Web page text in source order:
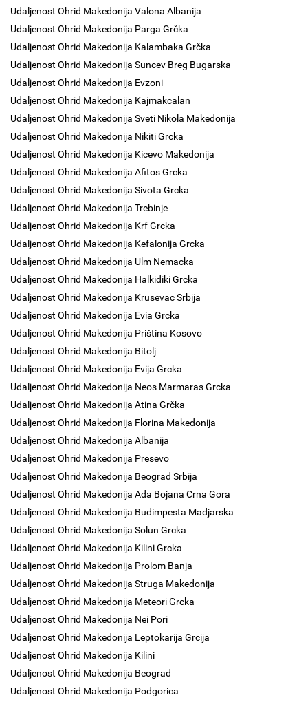
Udaljenost Ohrid Makedonija Valona Albanija
Udaljenost Ohrid Makedonija Parga Grčka
Udaljenost Ohrid Makedonija Kalambaka Grčka
Udaljenost Ohrid Makedonija Suncev Breg Bugarska
Udaljenost Ohrid Makedonija Evzoni
Udaljenost Ohrid Makedonija Kajmakcalan
Udaljenost Ohrid Makedonija Sveti Nikola Makedonija
Udaljenost Ohrid Makedonija Nikiti Grcka
Udaljenost Ohrid Makedonija Kicevo Makedonija
Udaljenost Ohrid Makedonija Afitos Grcka
Udaljenost Ohrid Makedonija Sivota Grcka
Udaljenost Ohrid Makedonija Trebinje
Udaljenost Ohrid Makedonija Krf Grcka
Udaljenost Ohrid Makedonija Kefalonija Grcka
Udaljenost Ohrid Makedonija Ulm Nemacka
Udaljenost Ohrid Makedonija Halkidiki Grcka
Udaljenost Ohrid Makedonija Krusevac Srbija
Udaljenost Ohrid Makedonija Evia Grcka
Udaljenost Ohrid Makedonija Priština Kosovo
Udaljenost Ohrid Makedonija Bitolj
Udaljenost Ohrid Makedonija Evija Grcka
Udaljenost Ohrid Makedonija Neos Marmaras Grcka
Udaljenost Ohrid Makedonija Atina Grčka
Udaljenost Ohrid Makedonija Florina Makedonija
Udaljenost Ohrid Makedonija Albanija
Udaljenost Ohrid Makedonija Presevo
Udaljenost Ohrid Makedonija Beograd Srbija
Udaljenost Ohrid Makedonija Ada Bojana Crna Gora
Udaljenost Ohrid Makedonija Budimpesta Madjarska
Udaljenost Ohrid Makedonija Solun Grcka
Udaljenost Ohrid Makedonija Kilini Grcka
Udaljenost Ohrid Makedonija Prolom Banja
Udaljenost Ohrid Makedonija Struga Makedonija
Udaljenost Ohrid Makedonija Meteori Grcka
Udaljenost Ohrid Makedonija Nei Pori
Udaljenost Ohrid Makedonija Leptokarija Grcija
Udaljenost Ohrid Makedonija Kilini
Udaljenost Ohrid Makedonija Beograd
Udaljenost Ohrid Makedonija Podgorica